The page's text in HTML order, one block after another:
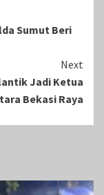
Sumut Beri
Next
Jadi Ketua
Bekasi Raya